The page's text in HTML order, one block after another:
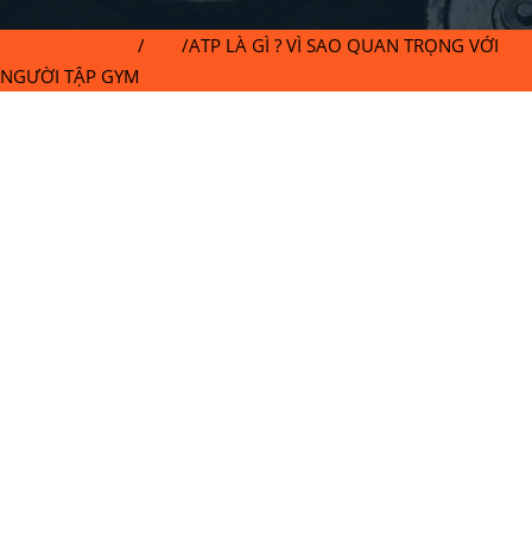
/ /ATP LÀ GÌ ? VÌ SAO QUAN TRỌNG VỚI
NGƯỜI TẬP GYM